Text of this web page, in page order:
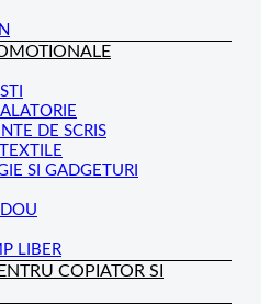
DE SCRIS
SI GADGETURI
LIBER
COPIATOR SI